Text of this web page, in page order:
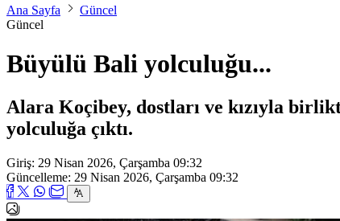
Ana Sayfa
Güncel
Güncel
Büyülü Bali yolculuğu...
Alara Koçibey, dostları ve kızıyla
yolculuğa çıktı.
Giriş: 29 Nisan 2026, Çarşamba 09:32
Güncelleme: 29 Nisan 2026, Çarşamba 09:32